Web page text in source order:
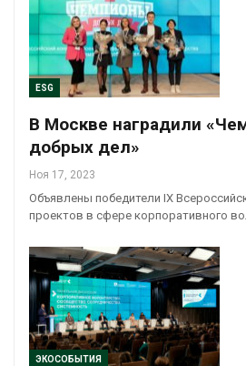
ESG
В Москве наградили
добрых дел»
Ноя 17, 2023
Объявлены победители IX
проектов в сфере корпоративного
ЭКОСОБЫТИЯ